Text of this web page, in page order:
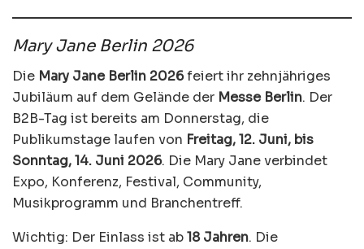
Mary Jane Berlin 2026
Die Mary Jane Berlin 2026feiert ihr zehnjähriges
Jubiläum auf dem Gelände der Messe Berlin. Der
B2B-Tag ist bereits am Donnerstag, die
Publikumstage laufen von Freitag, 12. Juni, bis
Sonntag, 14. Juni 2026. Die Mary Jane verbindet
Expo, Konferenz, Festival, Community,
Musikprogramm und Branchentreff.
Wichtig: Der Einlass ist ab18 Jahren. Die